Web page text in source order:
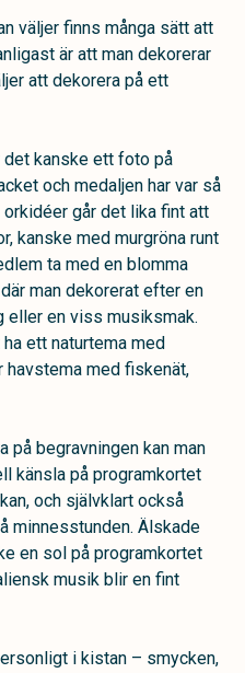
väljer finns många sätt att
är att man dekorerar
att dekorera på ett
det kanske ett foto på
och medaljen har var så
går det lika fint att
kanske med murgröna runt
ta med en blomma
man dekorerat efter en
eller en viss musiksmak.
ett naturtema med
havstema med fiskenät,
på begravningen kan man
känsla på programkortet
och självklart också
minnesstunden. Älskade
en sol på programkortet
musik blir en fint
i kistan – smycken,